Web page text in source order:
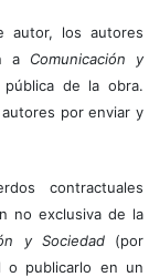
autor, los autores
a Comunicación y
de la obra.
por enviar y
contractuales
no exclusiva de la
y Sociedad(por
o publicarlo en un